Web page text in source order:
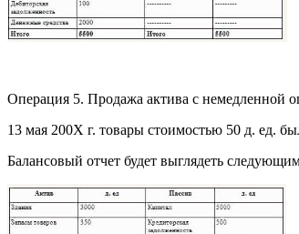
Операция 5. Продажа актива с немедленной
13 мая 200Х г. товары стоимостью 50 д. ед.
Балансовый отчет будет выглядеть